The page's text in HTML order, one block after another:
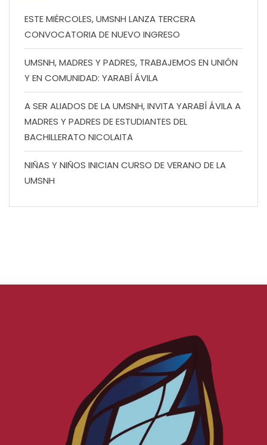
ESTE MIÉRCOLES, UMSNH LANZA TERCERA
CONVOCATORIA DE NUEVO INGRESO
UMSNH, MADRES Y PADRES, TRABAJEMOS EN UNIÓN
Y EN COMUNIDAD: YARABÍ ÁVILA
A SER ALIADOS DE LA UMSNH, INVITA YARABÍ ÁVILA A
MADRES Y PADRES DE ESTUDIANTES DEL
BACHILLERATO NICOLAITA
NIÑAS Y NIÑOS INICIAN CURSO DE VERANO DE LA
UMSNH